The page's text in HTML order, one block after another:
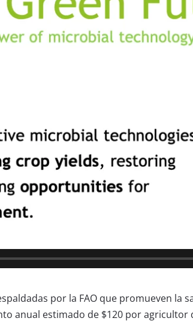
por la FAO que promueven la
anual estimado de $120 por agricultor